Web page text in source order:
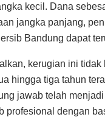
kecil. Dana
jangka panjang,
Bandung dapat
kerugian ini
hingga tiga tahun
jawab telah
profesional dengan